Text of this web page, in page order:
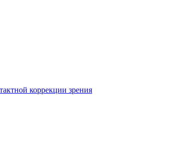
коррекции зрения